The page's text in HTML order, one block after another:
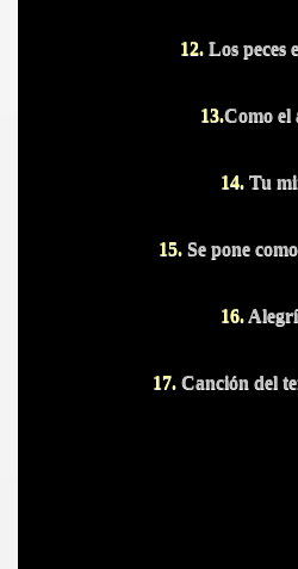
12.Los peces
13.Como el
14.Tu
15. Se pone
16.
17. Canción del